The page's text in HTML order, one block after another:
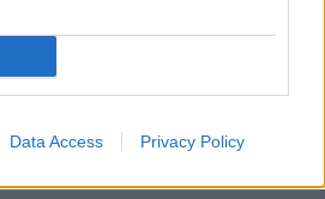
Data Access Privacy Policy
14:06
ειδήσεων